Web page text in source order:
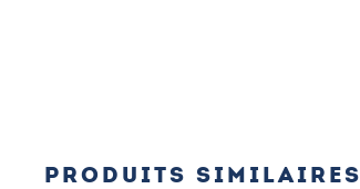
PRODUITS SIMILAIRES